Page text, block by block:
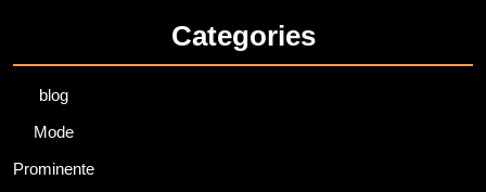
Categories
blog
Mode
Prominente